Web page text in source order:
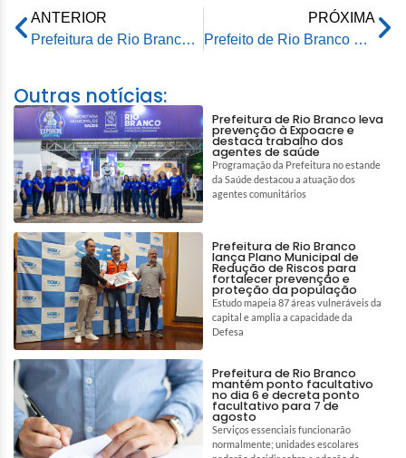
ANTERIOR
Prefeitura de Rio Branco fortalece inclusão social com apresentações culturais durante o Viva + Rio Branco
PRÓXIMA
Prefeito de Rio Branco participa da posse da diretoria da Associação de Moradores do Bela Vista
Outras notícias:
Prefeitura de Rio Branco leva
prevenção à Expoacre e
destaca trabalho dos
agentes de saúde
Programação da Prefeitura no estande
da Saúde destacou a atuação dos
agentes comunitários
Prefeitura de Rio Branco
lança Plano Municipal de
Redução de Riscos para
fortalecer prevenção e
proteção da população
Estudo mapeia 87 áreas vulneráveis da
capital e amplia a capacidade da
Defesa
Prefeitura de Rio Branco
mantém ponto facultativo
no dia 6 e decreta ponto
facultativo para 7 de
agosto
Serviços essenciais funcionarão
normalmente; unidades escolares